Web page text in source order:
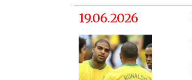
19.06.2026